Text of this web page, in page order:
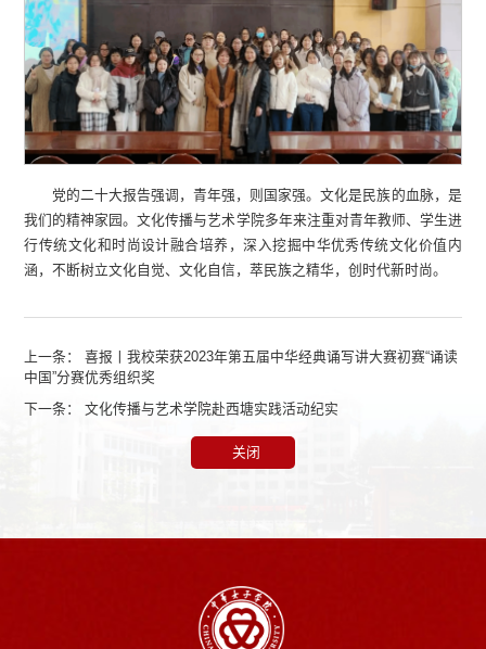
党的二十大报告强调，青年强，则国家强。文化是民族的血脉，是
我们的精神家园。文化传播与艺术学院多年来注重对青年教师、学生进
行传统文化和时尚设计融合培养，深入挖掘中华优秀传统文化价值内
涵，不断树立文化自觉、文化自信，萃民族之精华，创时代新时尚。
上一条：喜报丨我校荣获2023年第五届中华经典诵写讲大赛初赛“诵读
中国”分赛优秀组织奖
下一条：文化传播与艺术学院赴西塘实践活动纪实
关闭